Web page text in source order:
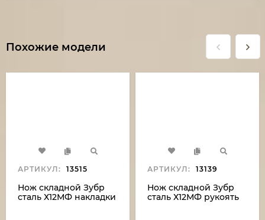
Похожие модели
АРТИКУЛ: 13515
Нож складной Зубр
сталь Х12МФ накладки
АРТИКУЛ: 13139
Нож складной Зубр
сталь Х12МФ рукоять